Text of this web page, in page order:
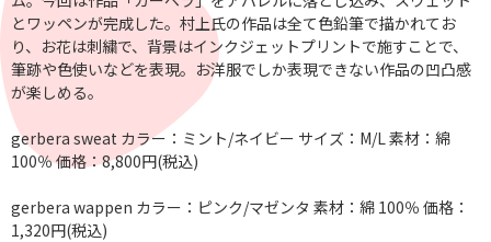
とワッペンが完成した。村上氏の作品は全て色鉛筆で描かれてお
り、お花は刺繍で、背景はインクジェットプリントで施すことで、
筆跡や色使いなどを表現。お洋服でしか表現できない作品の凹凸感
が楽しめる。
gerbera sweat カラー：ミント/ネイビー サイズ：M/L 素材：綿
100％ 価格：8,800円(税込)
gerbera wappen カラー：ピンク/マゼンタ 素材：綿 100％ 価格：
1,320円(税込)